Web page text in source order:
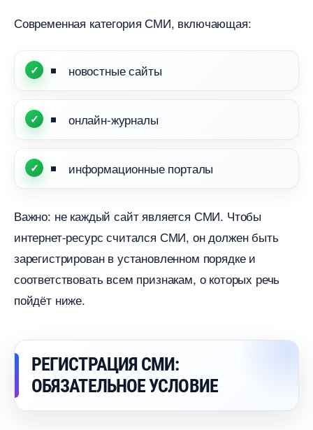
Современная категория СМИ, включающая:
новостные сайты
онлайн-журналы
информационные порталы
ажно: не каждый сайт является СМИ. Чтобы
интернет-ресурс считался СМИ, он должен быть
зарегистрирован в установленном порядке и
соответствовать всем признакам, о которых речь
пойдёт ниже.
РЕГИСТРАЦИЯ СМИ:
ОБЯЗАТЕЛЬНОЕ УСЛОВИЕ